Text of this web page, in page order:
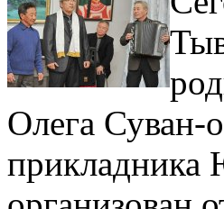
Олега Суван-
прикладника